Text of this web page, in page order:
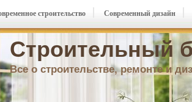
Строительный
Все о строительстве, ремонте и
строительство Современный дизайн